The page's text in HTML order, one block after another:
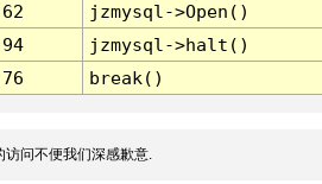
62
jzmysql->Open()
94
jzmysql->halt()
76 break()
问不便我们深感歉意.